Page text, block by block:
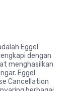
Eggel
dengan
menghasilkan
Eggel
Cancellation